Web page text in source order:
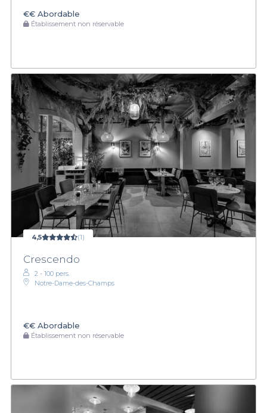
€€ Abordable
Établissement non réservable
4,5 (1)
Crescendo
2 - 100 pers.
Notre-Dame-des-Champs
€€ Abordable
Établissement non réservable